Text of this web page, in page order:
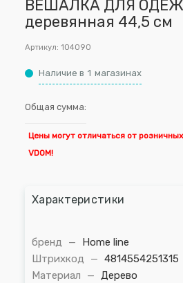
ВЕШАЛКА ДЛЯ
деревянная 44,5 см
Артикул: 104090
Наличие в 1 магазинах
Общая сумма:
Цены могут отличаться от
VDOM!
Характеристики
бренд —
Home line
Штрихкод
— 4814554251315
Материал
— Дерево